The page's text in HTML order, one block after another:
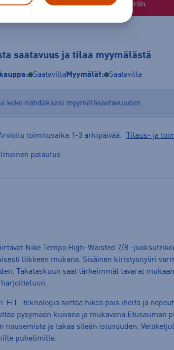
Lisää ostoskoriin
saatavuus ja tilaa myymälästä
Saatavilla Myymälät: Saatavilla
koko nähdäksesi myymäläsaatavuuden.
toimitusaika 1-3 arkipäivää. Tilaus- ja
Ilmainen palautus
Nike Tempo High-Waisted 7/8 -
liikkeen mukana. Sisäinen kiristysnyöri
Takataskuun saat tärkeimmät tavarat
FIT -teknologia siirtää hikeä pois iholta ja
pysymään kuivana ja mukavana.Etusauman
nousemista ja takaa sileän istuvuuden.
puhelimille.